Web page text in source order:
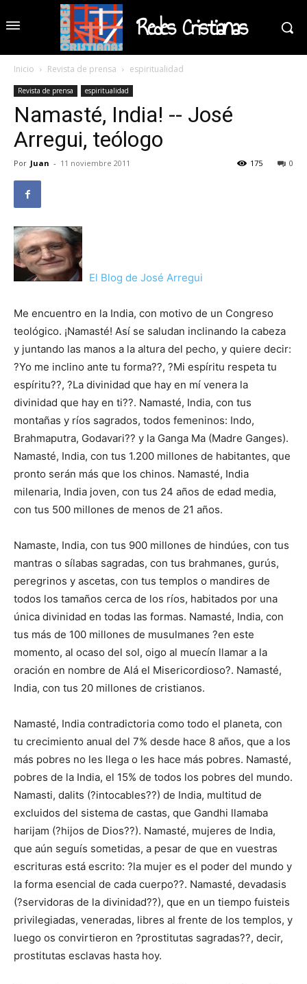
Redes Cristianas
Inicio Revista de prensa espiritualidad
Revista de prensa espiritualidad
Namasté, India! -- José
Arregui, teólogo
Por Juan - 11 noviembre 2011 0
175
El Blog de José Arregui
Me encuentro en la India, con motivo de un Congreso
teológico. ¡Namasté! Así se saludan inclinando la cabeza
y juntando las manos a la altura del pecho, y quiere decir:
?Yo me inclino ante tu forma??, ?Mi espíritu respeta tu
espíritu??, ?La divinidad que hay en mí venera la
divinidad que hay en ti??. Namasté, India, con tus
montañas y ríos sagrados, todos femeninos: Indo,
Brahmaputra, Godavari?? y la Ganga Ma (Madre Ganges).
Namasté, India, con tus 1.200 millones de habitantes, que
pronto serán más que los chinos. Namasté, India
milenaria, India joven, con tus 24 años de edad media,
con tus 500 millones de menos de 21 años.
Namaste, India, con tus 900 millones de hindúes, con tus
mantras o sílabas sagradas, con tus brahmanes, gurús,
peregrinos y ascetas, con tus templos o mandires de
todos los tamaños cerca de los ríos, habitados por una
única divinidad en todas las formas. Namasté, India, con
tus más de 100 millones de musulmanes ?en este
momento, al ocaso del sol, oigo al muecín llamar a la
oración en nombre de Alá el Misericordioso?. Namasté,
India, con tus 20 millones de cristianos.
Namasté, India contradictoria como todo el planeta, con
tu crecimiento anual del 7% desde hace 8 años, que a los
más pobres no les llega o les hace más pobres. Namasté,
pobres de la India, el 15% de todos los pobres del mundo.
Namasti, dalits (?intocables??) de India, multitud de
excluidos del sistema de castas, que Gandhi llamaba
harijam (?hijos de Dios??). Namasté, mujeres de India,
que aún seguís sometidas, a pesar de que en vuestras
escrituras está escrito: ?la mujer es el poder del mundo y
la forma esencial de cada cuerpo??. Namasté, devadasis
(?servidoras de la divinidad??), que en un tiempo fuisteis
privilegiadas, veneradas, libres al frente de los templos, y
luego os convirtieron en ?prostitutas sagradas??, decir,
prostitutas esclavas hasta hoy.